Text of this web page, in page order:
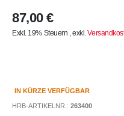
87,00 €
Exkl. 19% Steuern ,exkl.
IN KÜRZE VERFÜGBAR
HRB-ARTIKELNR.: 263400